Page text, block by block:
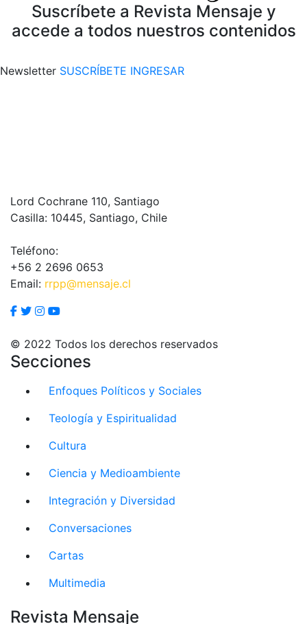
Suscríbete a Revista Mensaje y
accede a todos nuestros contenidos
Newsletter SUSCRÍBETE INGRESAR
Lord Cochrane 110, Santiago
Casilla: 10445, Santiago, Chile
Teléfono:
+56 2 2696 0653
Email: rrpp@mensaje.cl
© 2022 Todos los derechos reservados
Secciones
Enfoques Políticos y Sociales
Teología y Espiritualidad
Cultura
Ciencia y Medioambiente
Integración y Diversidad
Conversaciones
Cartas
Multimedia
Revista Mensaje